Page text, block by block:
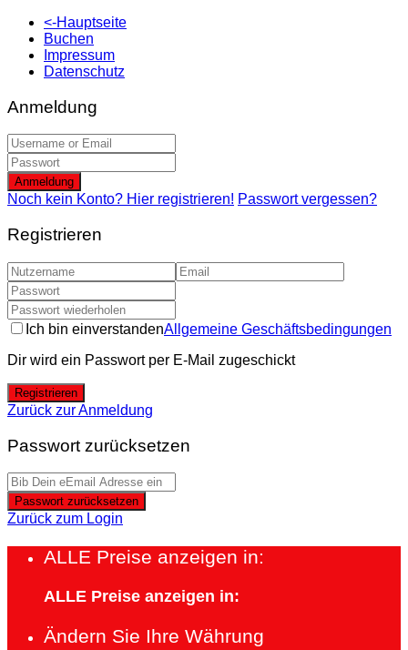
<-Hauptseite
Buchen
Impressum
Datenschutz
Anmeldung
Anmeldung
Noch kein Konto? Hier registrieren! Passwort vergessen?
Registrieren
Ich bin einverstandenAllgemeine Geschäftsbedingungen
Dir wird ein Passwort per E-Mail zugeschickt
Registrieren
Zurück zur Anmeldung
Passwort zurücksetzen
Passwort zurücksetzen
Zurück zum Login
ALLE Preise anzeigen in:
ALLE Preise anzeigen in:
Ändern Sie Ihre Währung